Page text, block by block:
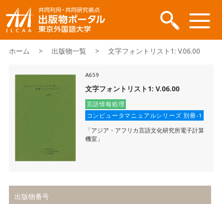
ホーム > 出版物一覧 > 文字フォントリスト1: V.06.00
A659
文字フォントリスト1: V.06.00
言語情報処理
コンピュータマニュアルシリーズ 別冊-1
「アジア・アフリカ言語文化研究所電子計算
機室」
出版物番号